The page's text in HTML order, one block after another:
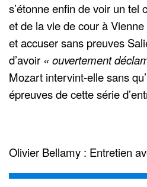
s’étonne enfin de voir un tel
et de la vie de cour à
et accuser sans preuves
d’avoir « ouvertement
Mozart intervint-elle sans
épreuves de cette série
Olivier Bellamy : Entretien